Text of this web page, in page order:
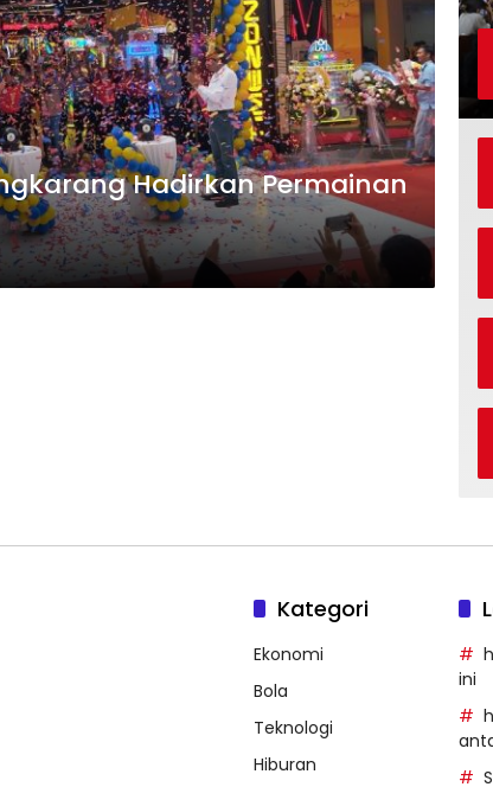
Hadirkan Permainan
Kategori
Ekonomi
Bola
Teknologi
Hiburan
ini